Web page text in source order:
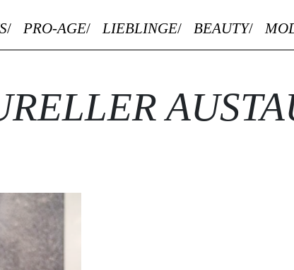
PRO-AGE LIEBLINGE BEAUTY